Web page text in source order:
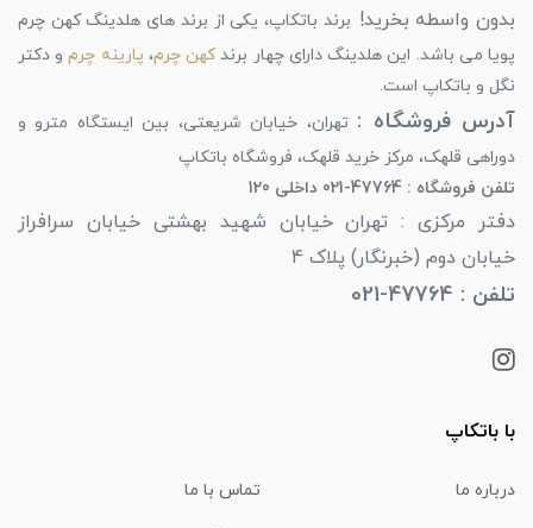
بدون واسطه بخرید! برند باتکاپ، یکی از برند های هلدینگ کهن چرم
پویا می باشد. این هلدینگ دارای چهار برندکهن چرم، پارینه چرمو دکتر
نگل و باتکاپ است.
آدرس فروشگاه : تهران، خیابان شریعتی، بین ایستگاه مترو و
دوراهی قلهک، مرکز خرید قلهک، فروشگاه باتکاپ
تلفن فروشگاه : 47764-021 داخلی 120
دفتر مرکزی : تهران خیابان شهید بهشتی خیابان سرافراز
خیابان دوم (خبرنگار) پلاک 4
تلفن : 47764-021
با باتکاپ
درباره ما تماس با ما